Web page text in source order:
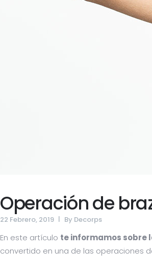
Operación de
22 Febrero, 2019 By Decorps
En este artículo te informamos sobre
convertido en una de las operaciones